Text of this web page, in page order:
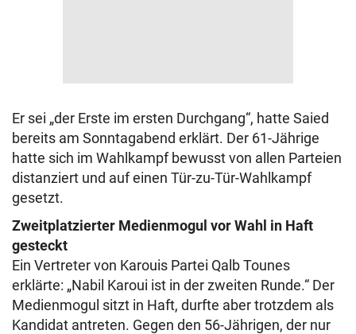
Er sei „der Erste im ersten Durchgang“, hatte Saied
bereits am Sonntagabend erklärt. Der 61-Jährige
hatte sich im Wahlkampf bewusst von allen Parteien
distanziert und auf einen Tür-zu-Tür-Wahlkampf
gesetzt.
Zweitplatzierter Medienmogul vor Wahl in Haft
gesteckt
Ein Vertreter von Karouis Partei Qalb Tounes
erklärte: „Nabil Karoui ist in der zweiten Runde.“ Der
Medienmogul sitzt in Haft, durfte aber trotzdem als
Kandidat antreten. Gegen den 56-Jährigen, der nur